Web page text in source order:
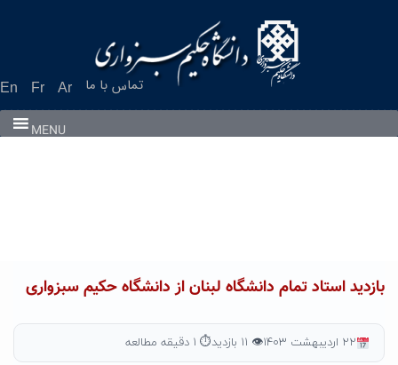
En Fr Ar تماس با ما
MENU
بازدید استاد تمام دانشگاه لبنان از دانشگاه حکیم سبزواری
۲۲ اردیبهشت ۱۴۰۳ 👁 ۱۱ بازدید ⏱ ۱ دقیقه مطالعه